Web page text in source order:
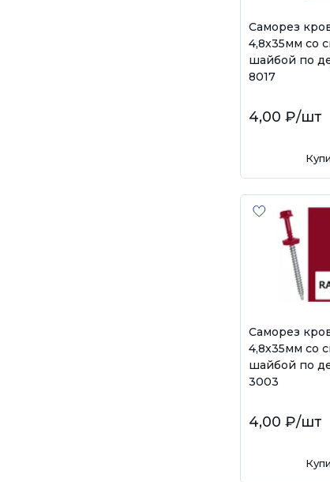
Саморез
4,8х35мм со
шайбой по
8017
4,00 ₽/шт
Саморез
4,8х35мм со
шайбой по
3003
4,00 ₽/шт